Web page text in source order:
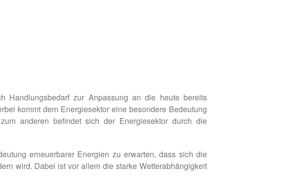
Handlungsbedarf zur Anpassung an die heute bereits
kommt dem Energiesektor eine besondere Bedeutung
anderen befindet sich der Energiesektor durch die
erneuerbarer Energien zu erwarten, dass sich die
wird. Dabei ist vor allem die starke Wetterabhängigkeit